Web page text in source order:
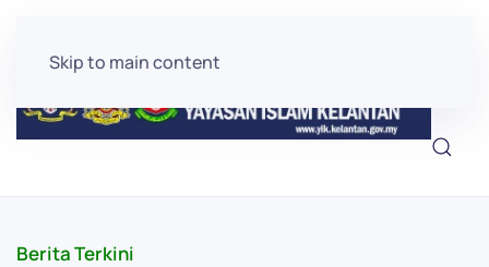
Skip to main content
Berita Terkini